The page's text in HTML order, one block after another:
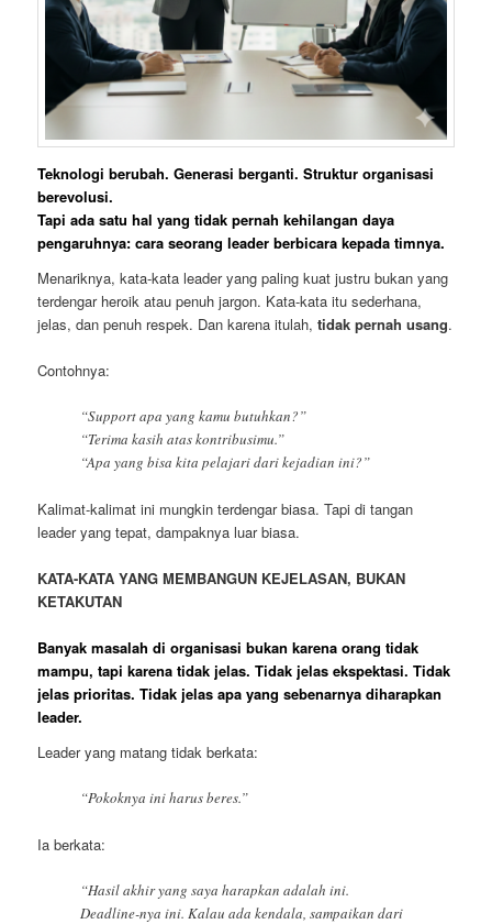
Teknologi berubah. Generasi berganti. Struktur organisasi
berevolusi.
Tapi ada satu hal yang tidak pernah kehilangan daya
pengaruhnya:cara seorang leader berbicara kepada timnya.
Menariknya, kata-kata leader yang paling kuat justru bukan yang
terdengar heroik atau penuh jargon. Kata-kata itu sederhana,
jelas, dan penuh respek. Dan karena itulah,tidak pernah usang.
Contohnya:
“Support apa yang kamu butuhkan?”
“Terima kasih atas kontribusimu.”
“Apa yang bisa kita pelajari dari kejadian ini?”
Kalimat-kalimat ini mungkin terdengar biasa. Tapi di tangan
leader yang tepat, dampaknya luar biasa.
KATA-KATA YANG MEMBANGUN KEJELASAN, BUKAN
KETAKUTAN
Banyak masalah di organisasi bukan karena orang tidak
mampu, tapi karena tidak jelas. Tidak jelas ekspektasi. Tidak
jelas prioritas. Tidak jelas apa yang sebenarnya diharapkan
leader.
Leader yang matang tidak berkata:
“Pokoknya ini harus beres.”
Ia berkata:
“Hasil akhir yang saya harapkan adalah ini.
Deadline-nya ini. Kalau ada kendala, sampaikan dari